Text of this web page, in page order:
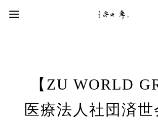
【ZU WORLD
医療法人社団済